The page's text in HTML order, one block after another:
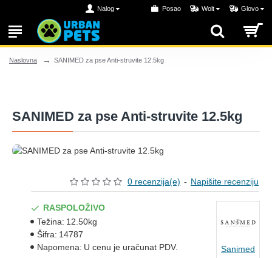
Nalog Posao Wolt Glovo
Naslovna SANIMED za pse Anti-struvite 12.5kg
SANIMED za pse Anti-struvite 12.5kg
0 recenzija(e) - Napišite recenziju
RASPOLOŽIVO
Težina: 12.50kg
Šifra: 14787
Napomena: U cenu je uračunat PDV. Sanimed